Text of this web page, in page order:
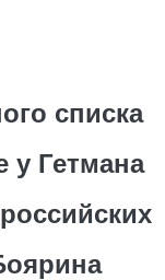
списка
у Гетмана